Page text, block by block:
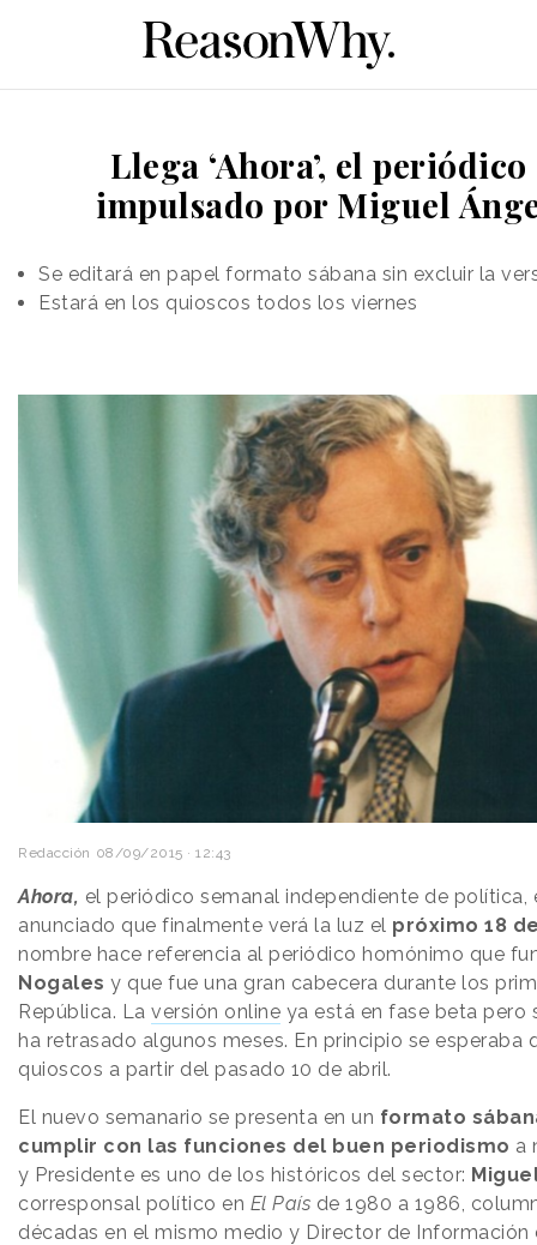
Llega ‘Ahora’, el
impulsado por Miguel
Se editará en papel formato sábana sin excluir la
Estará en los quioscos todos los viernes
Redacción 08/09/2015 · 12:43
Ahora, el periódico semanal independiente de política,
anunciado que finalmente verá la luz el próximo 18
nombre hace referencia al periódico homónimo que
Nogales y que fue una gran cabecera durante los
República. La versión online ya está en fase beta pero
ha retrasado algunos meses. En principio se esperaba
quioscos a partir del pasado 10 de abril.
El nuevo semanario se presenta en un formato
cumplir con las funciones del buen periodismo a
y Presidente es uno de los históricos del sector:
corresponsal político en El País de 1980 a 1986,
décadas en el mismo medio y Director de Información